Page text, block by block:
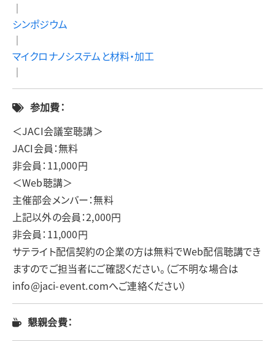
｜
シンポジウム
｜
マイクロナノシステムと材料・加工
｜
参加費：
＜JACI会議室聴講＞
JACI会員：無料
非会員：11,000円
＜Web聴講＞
主催部会メンバー：無料
上記以外の会員：2,000円
非会員：11,000円
サテライト配信契約の企業の方は無料でWeb配信聴講でき
ますのでご担当者にご確認ください。（ご不明な場合は
info@jaci-event.comへご連絡ください）
懇親会費：